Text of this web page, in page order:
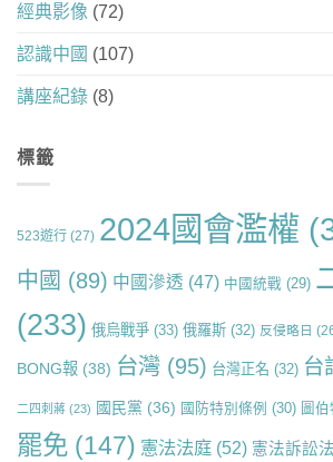
經典影像 (72)
認識中國 (107)
講座紀錄 (8)
標籤
523遊行 (27) 2024國會濫權
中國 (89) 中國滲透 (47) 中國統戰 (29)
(233) 俄烏戰爭 (33) 俄羅斯 (32) 反侵略日
BONG報 (38) 台灣 (95) 台灣正名 (32) 台
二四刺蔣 (23) 國民黨 (36) 國防特別條例 (30) 圖伯
罷免 (147) 憲法法庭 (52) 憲法訴訟法